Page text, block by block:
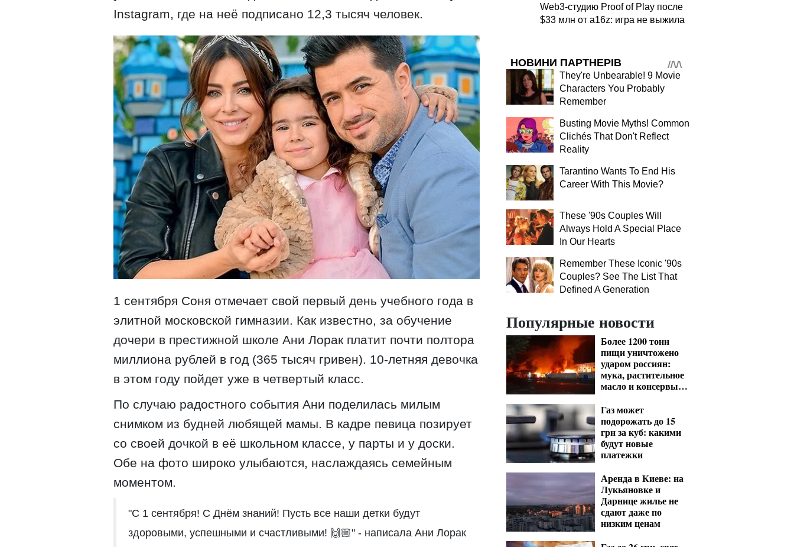
Instagram, где на неё подписано 12,3 тысяч человек.
1 сентября Соня отмечает свой первый день учебного года в
элитной московской гимназии. Как известно, за обучение
дочери в престижной школе Ани Лорак платит почти полтора
миллиона рублей в год (365 тысяч гривен). 10-летняя девочка
в этом году пойдет уже в четвертый класс.
По случаю радостного события Ани поделилась милым
снимком из будней любящей мамы. В кадре певица позирует
со своей дочкой в её школьном классе, у парты и у доски.
Обе на фото широко улыбаются, наслаждаясь семейным
моментом.
"С 1 сентября! С Днём знаний! Пусть все наши детки будут
здоровыми, успешными и счастливыми! 🙌🏼" - написала Ани Лорак
Web3-студию Proof of Play после
$33 млн от a16z: игра не выжила
НОВИНИ ПАРТНЕРІВ
They're Unbearable! 9 Movie
Characters You Probably
Remember
Busting Movie Myths! Common
Clichés That Don't Reflect
Reality
Tarantino Wants To End His
Career With This Movie?
These '90s Couples Will
Always Hold A Special Place
In Our Hearts
Remember These Iconic '90s
Couples? See The List That
Defined A Generation
Популярные новости
Более 1200 тонн
пищи уничтожено
ударом россиян:
мука, растительное
масло и консервы
полок
Газ может
подорожать до 15
грн за куб: какими
будут новые
платежки
Аренда в Киеве: на
Лукьяновке и
Дарнице жилье не
сдают даже по
низким ценам